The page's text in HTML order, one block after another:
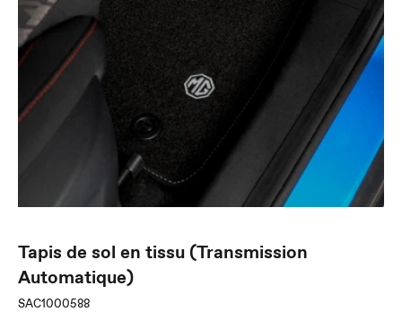
Tapis de sol en tissu (Transmission
Automatique)
SAC1000588